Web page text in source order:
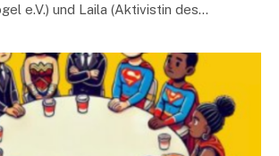
e.V.) und Laila (Aktivistin des…